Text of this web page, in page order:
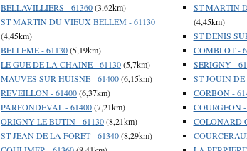
BELLAVILLIERS - 61360(3,62km)
ST MARTIN DU VIEUX BELLEM - 61130
(4,45km)
BELLEME - 61130(5,19km)
LE GUE DE LA CHAINE - 61130(5,7km)
MAUVES SUR HUISNE - 61400(6,15km)
REVEILLON - 61400(6,37km)
PARFONDEVAL - 61400(7,21km)
ORIGNY LE BUTIN - 61130(8,21km)
ST JEAN DE LA FORET - 61340(8,29km)
ST MARTIN
(4,45km)
ST DENIS
COMBLOT -
SERIGNY -
ST JOUIN
CORBON -
COURGEON
COLONARD